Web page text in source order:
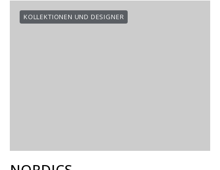
KOLLEKTIONEN UND DESIGNER